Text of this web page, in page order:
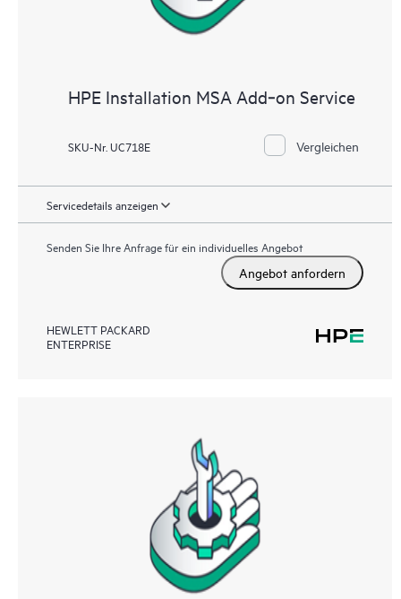
HPE Installation MSA Add‑on Service
SKU-Nr. UC718E Vergleichen
Servicedetails anzeigen
Senden Sie Ihre Anfrage für ein individuelles Angebot
Angebot anfordern
HEWLETT PACKARD
ENTERPRISE